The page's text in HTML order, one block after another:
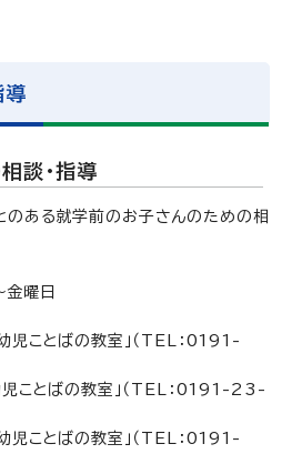
導
談・指導
のある就学前のお子さんのための相
金曜日
児ことばの教室」（TEL：0191-
児ことばの教室」（TEL：0191-23-
児ことばの教室」（TEL：0191-